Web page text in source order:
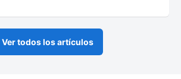
Ver todos los artículos